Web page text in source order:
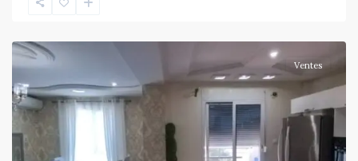
Draria,
Ventes